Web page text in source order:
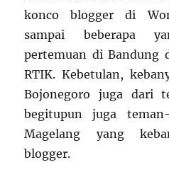
konco blogger di
sampai beberapa
pertemuan di Bandung
RTIK. Kebetulan,
Bojonegoro juga dari
begitupun juga
Magelang yang
blogger.